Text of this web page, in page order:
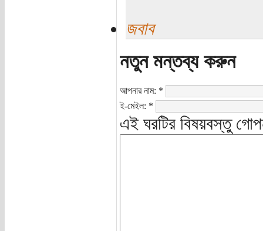
জবাব
নতুন মন্তব্য করুন
আপনার নাম: *
ই-মেইল: *
এই ঘরটির বিষয়বস্তু